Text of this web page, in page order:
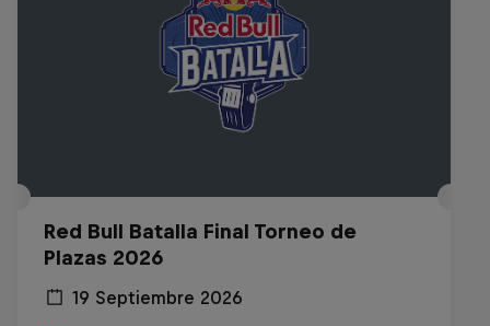
Red Bull Batalla Final Torneo de
Plazas 2026
19 Septiembre 2026